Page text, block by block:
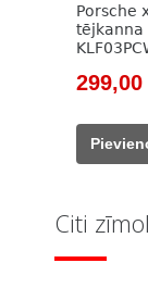
Porsche
tējkanna
Original
was:
399,00 €.
299,00
Citi